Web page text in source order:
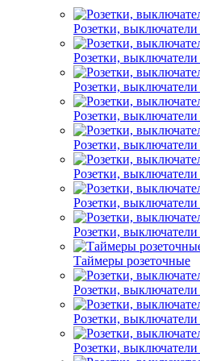
Розетки,
Розетки, выключатели
Розетки,
Розетки,
Розетки, выключатели
Розетки,
Розетки,
Розетки,
Таймеры розеточные
Розетки,
Розетки,
Розетки,